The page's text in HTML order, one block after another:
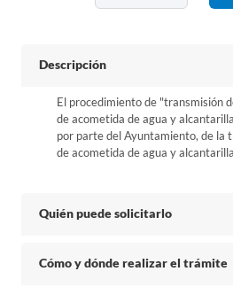
Descripción
El procedimiento de "transmisión
de acometida de agua y
por parte del Ayuntamiento, de la
de acometida de agua y
Quién puede solicitarlo
Cómo y dónde realizar el trámite